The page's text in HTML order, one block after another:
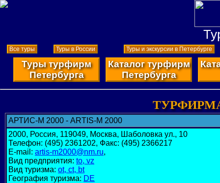
Все туры Туры в России Туры и экскурсии в Петербурге
Туры турфирм
Петербурга
Каталог турфирм
Петербурга
АРТИС-М 2000 - ARTIS-M 2000
2000, Россия, 119049, Москва, Шаболовка ул., 10
Телефон: (495) 2361202, Факс: (495) 2366217
E-mail: artis-m2000@nm.ru,
Вид предприятия: to, vz
Вид туризма: ot, ct, bt
География туризма: DE